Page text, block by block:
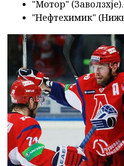
"Мотор" (Заволзхје).
"Нефтехимик"